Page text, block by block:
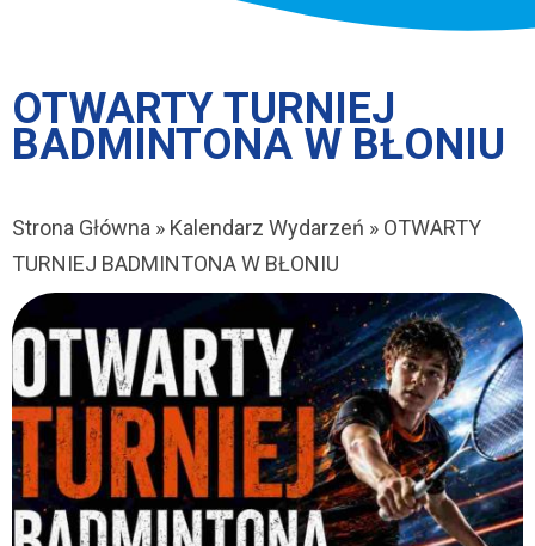
OTWARTY TURNIEJ
BADMINTONA W BŁONIU
Ścieżka
nawigacyjna
Strona Główna Kalendarz Wydarzeń
OTWARTY
TURNIEJ BADMINTONA W BŁONIU